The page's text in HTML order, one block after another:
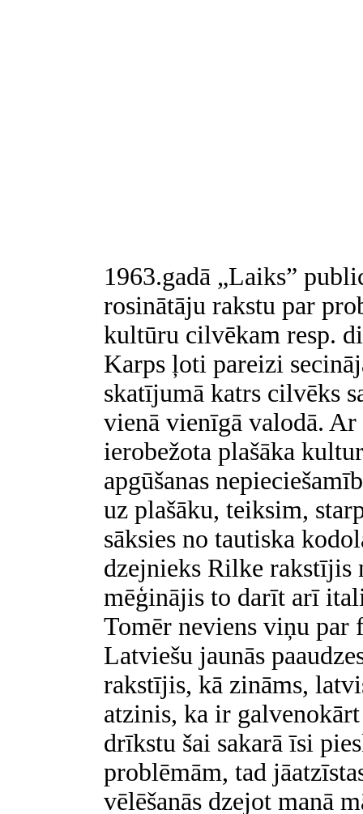
1963.gadā „Laiks”
rosinātāju rakstu par
kultūru cilvēkam resp.
Karps ļoti pareizi
skatījumā katrs cilvēks
vienā vienīgā valodā.
ierobežota plašāka
apgūšanas
uz plašāku, teiksim,
sāksies no tautiska
dzejnieks Rilke rakstījis
mēģinājis to darīt arī
Tomēr neviens viņu par
Latviešu jaunās
rakstījis, kā zināms,
atzinis, ka ir
drīkstu šai sakarā īsi
problēmām, tad
vēlēšanās dzejot manā